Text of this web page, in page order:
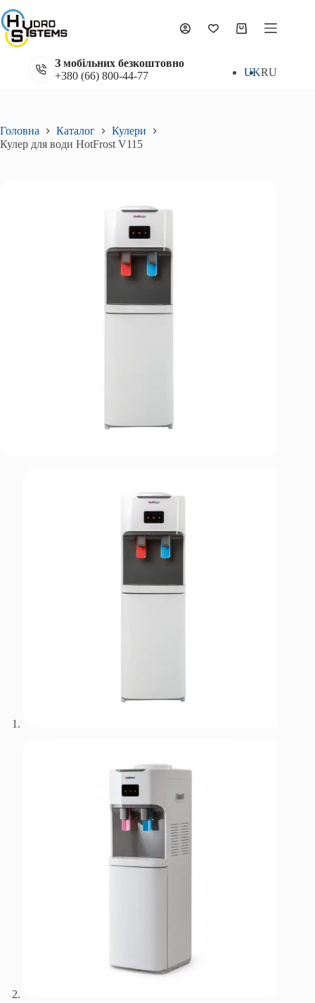
до
вмісту
7 490₴
Додати в кошикКошик
З мобільних безкоштовно
+380 (66) 800-44-77
UKRU
Головна Каталог
Кулери
Кулер для води HotFrost V115